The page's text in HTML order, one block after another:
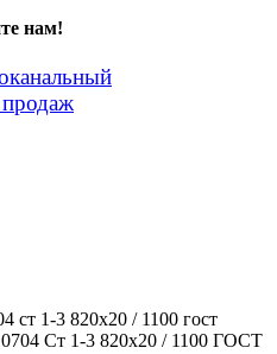
нам!
ст 1-3 820x20 / 1100 гост
Ст 1-3 820x20 / 1100 ГОСТ